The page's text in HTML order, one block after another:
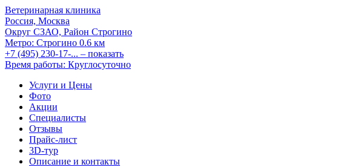
Ветеринарная клиника
Россия, Москва
Округ СЗАО, Район Строгино
Метро: Строгино 0.6 км
+7 (495) 230-17-... – показать
Время работы: Круглосуточно
Услуги и Цены
Фото
Акции
Специалисты
Отзывы
Прайс-лист
3D-тур
Описание и контакты